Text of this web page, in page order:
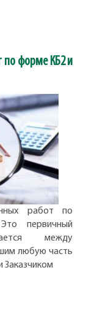
по форме КБ2 и
работ по
первичный
между
любую часть
Заказчиком